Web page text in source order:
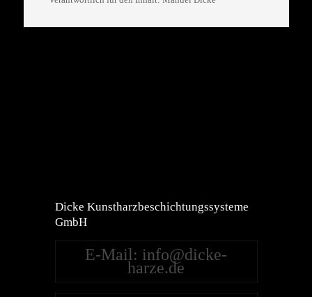
Dicke Kunstharzbeschichtungssysteme
GmbH
E-Mail: info@dicke-
harze.de